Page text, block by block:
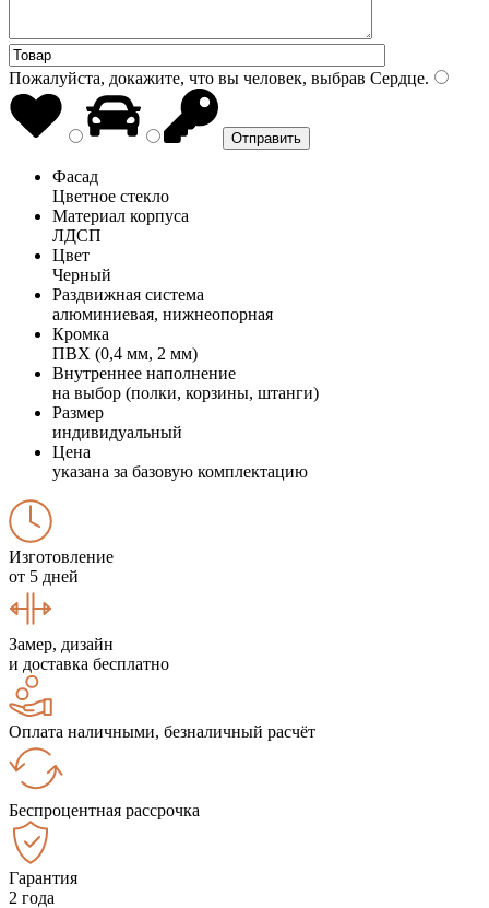
Пожалуйста, докажите, что вы человек, выбрав Сердце.
Фасад
Цветное стекло
Материал корпуса
ЛДСП
Цвет
Черный
Раздвижная система
алюминиевая, нижнеопорная
Кромка
ПВХ (0,4 мм, 2 мм)
Внутреннее наполнение
на выбор (полки, корзины, штанги)
Размер
индивидуальный
Цена
указана за базовую комплектацию
Изготовление
от 5 дней
Замер, дизайн
и доставка бесплатно
Оплата наличными, безналичный расчёт
Беспроцентная рассрочка
Гарантия
2 года